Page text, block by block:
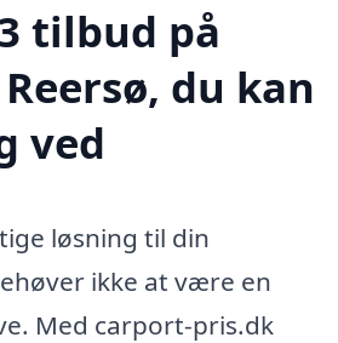
tilbud på
du kan
ved
løsning til din
ikke at være en
Med carport-pris.dk